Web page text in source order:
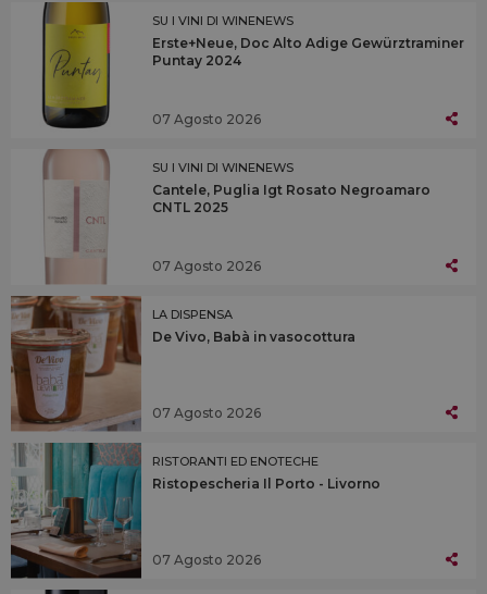
SU I VINI DI WINENEWS
Erste+Neue, Doc Alto Adige Gewürztraminer
Puntay 2024
07 Agosto 2026
SU I VINI DI WINENEWS
Cantele, Puglia Igt Rosato Negroamaro
CNTL 2025
07 Agosto 2026
LA DISPENSA
De Vivo, Babà in vasocottura
07 Agosto 2026
RISTORANTI ED ENOTECHE
Ristopescheria Il Porto - Livorno
07 Agosto 2026